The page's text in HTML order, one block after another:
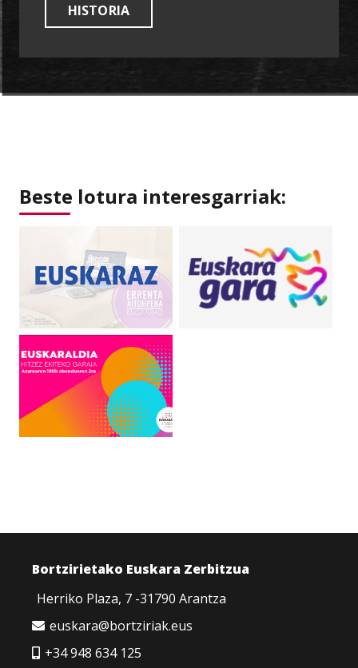
HISTORIA
Beste lotura interesgarriak:
Bortzirietako Euskara Zerbitzua
Herriko Plaza, 7 -31790 Arantza
euskara@bortziriak.eus
+34 948 634 125